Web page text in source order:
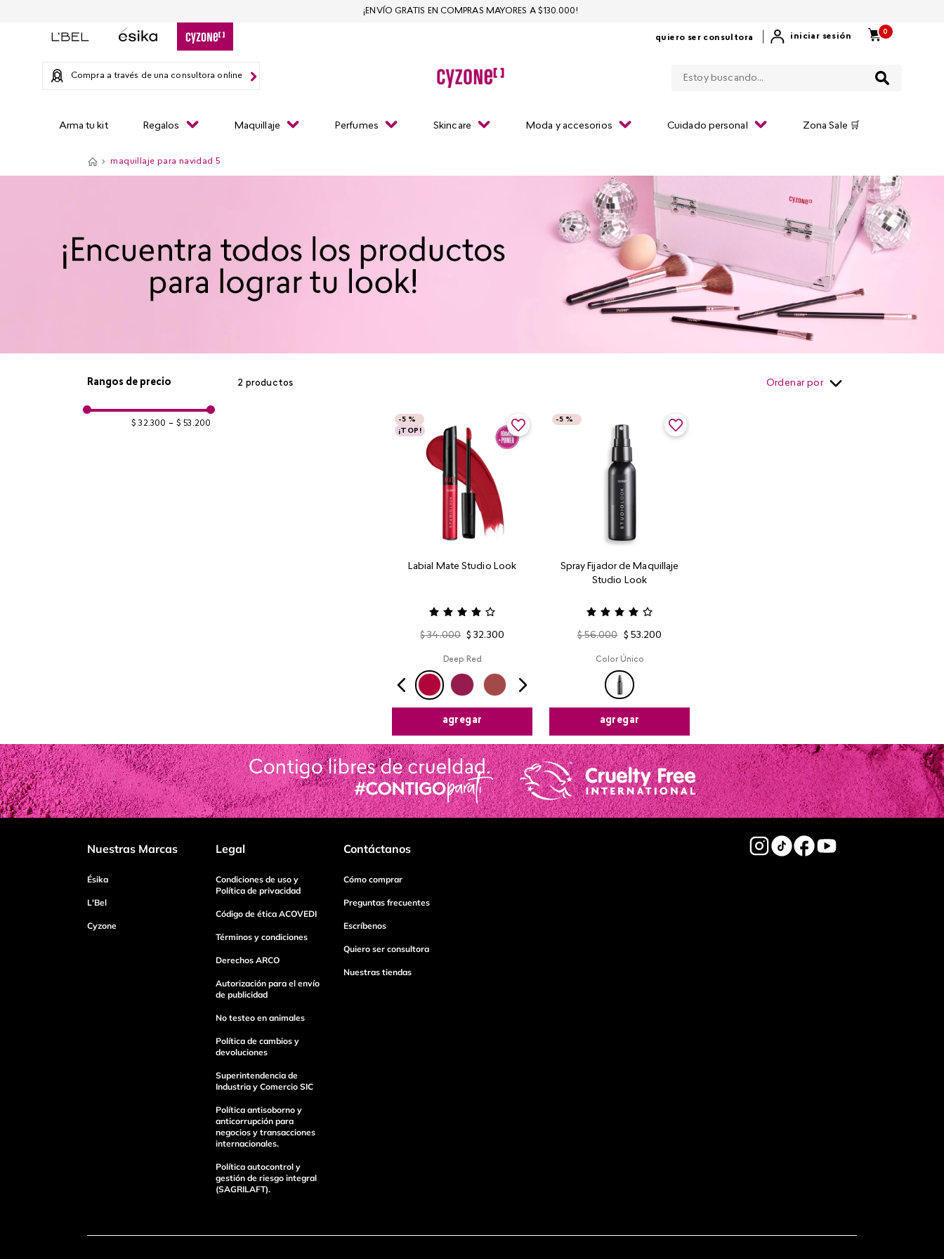
quiero ser consultora iniciar sesión
0
Compra a través de una consultora online
Arma tu kit Regalos Maquillaje Perfumes Skincare Moda y accesorios Cuidado personal Zona Sale 🛒
¡ENVÍO GRATIS EN COMPRAS MAYORES A $130.000!
maquillaje para navidad 5
Rangos de precio
$ 32.300 – $ 53.200
2 productos Ordenar por
Labial Mate Studio Look
-5 %
¡TOP!
$ 34.000 $ 32.300
Deep Red
agregar
Spray Fijador de Maquillaje
Studio Look
-5 %
$ 56.000 $ 53.200
Color Único
agregar
Nuestras Marcas
Ésika
L'Bel
Cyzone
Legal
Condiciones de uso y
Política de privacidad
Código de ética ACOVEDI
Términos y condiciones
Derechos ARCO
Autorización para el envío
de publicidad
No testeo en animales
Política de cambios y
devoluciones
Superintendencia de
Industria y Comercio SIC
Política antisoborno y
anticorrupción para
negocios y transacciones
internacionales.
Política autocontrol y
gestión de riesgo integral
(SAGRILAFT).
Contáctanos
Cómo comprar
Preguntas frecuentes
Escríbenos
Quiero ser consultora
Nuestras tiendas